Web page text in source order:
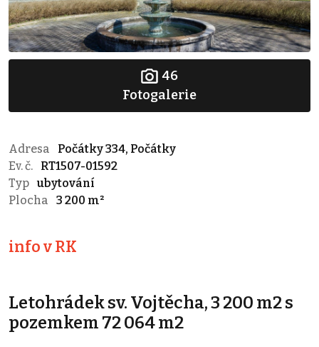
46
Fotogalerie
Adresa
Počátky 334, Počátky
Ev. č.
RT1507-01592
Typ ubytování
Plocha
3 200 m²
info v RK
Letohrádek sv. Vojtěcha, 3 200 m2 s
pozemkem 72 064 m2